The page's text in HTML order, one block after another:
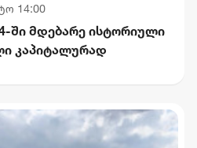
14:00
ში მდებარე ისტორიული
კაპიტალურად